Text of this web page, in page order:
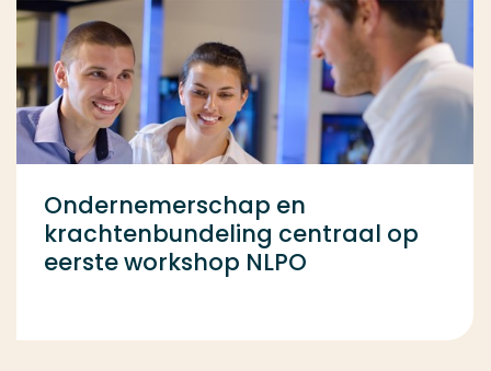
Ondernemerschap en
krachtenbundeling centraal op
eerste workshop NLPO